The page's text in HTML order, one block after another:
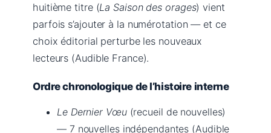
huitième titre (La Saison des orages) vient
parfois s’ajouter à la numérotation — et ce
choix éditorial perturbe les nouveaux
lecteurs (Audible France).
Ordre chronologique de l’histoire interne
Le Dernier Vœu(recueil de nouvelles)
— 7 nouvelles indépendantes (Audible